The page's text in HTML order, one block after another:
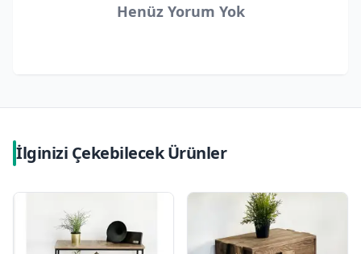
Henüz Yorum Yok
İlginizi Çekebilecek Ürünler